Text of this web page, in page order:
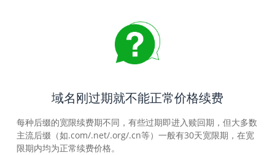
域名刚过期就不能正常价格续费
每种后缀的宽限续费期不同，有些过期即进入赎回期，但大多数
主流后缀（如.com/.net/.org/.cn等）一般有30天宽限期，在宽
限期内均为正常续费价格。